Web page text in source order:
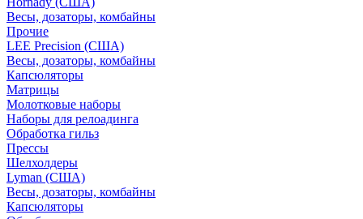
Весы, дозаторы, комбайны
Прочие
LEE Precision (США)
Весы, дозаторы, комбайны
Капсюляторы
Матрицы
Молотковые наборы
Наборы для релоадинга
Обработка гильз
Преcсы
Шелхолдеры
Lyman (США)
Весы, дозаторы, комбайны
Капсюляторы